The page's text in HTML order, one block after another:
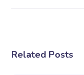
Related Posts